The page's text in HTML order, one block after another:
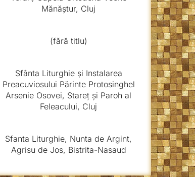
Mănăștur, Cluj
(fără titlu)
Sfânta Liturghie și Instalarea
Preacuviosului Părinte Protosinghel
Arsenie Osovei, Stareț și Paroh al
Feleacului, Cluj
Sfanta Liturghie, Nunta de Argint,
Agrisu de Jos, Bistrita-Nasaud